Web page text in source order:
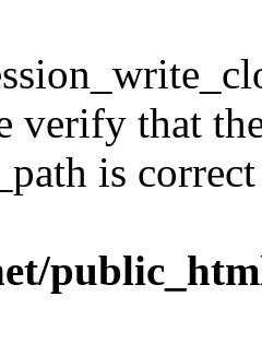
verify that
is